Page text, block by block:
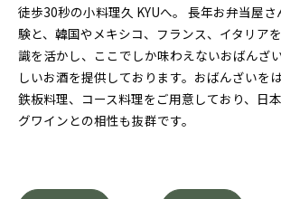
徒歩30秒の小料理久 KYUへ。 長年お弁当屋
験と、韓国やメキシコ、フランス、イタリア
識を活かし、ここでしか味わえないおばんざ
しいお酒を提供しております。おばんざいを
鉄板料理、コース料理をご用意しており、日
グワインとの相性も抜群です。